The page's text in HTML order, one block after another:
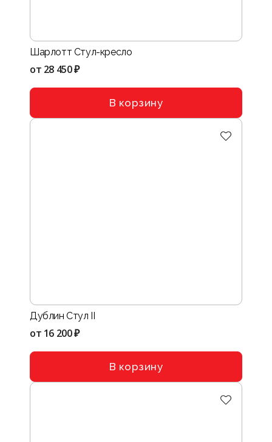
Шарлотт Стул-кресло
от 28 450 ₽
В корзину
Дублин Стул II
от 16 200 ₽
В корзину